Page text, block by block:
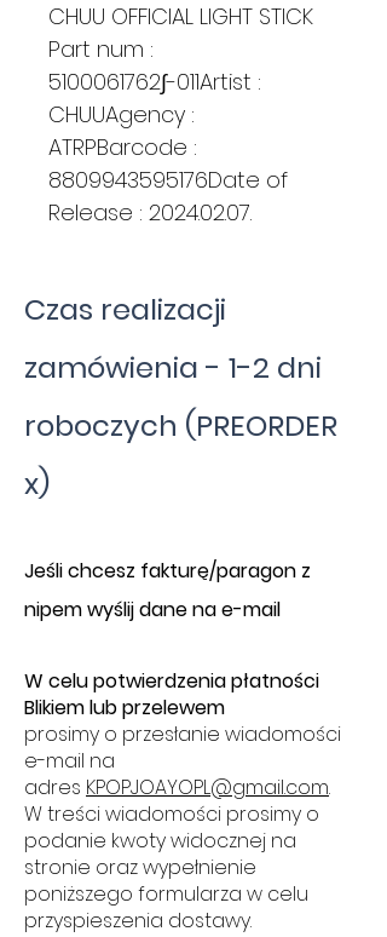
CHUU OFFICIAL LIGHT STICK
Part num :
5100061762∫-011Artist :
CHUUAgency :
ATRPBarcode :
8809943595176Date of
Release : 2024.02.07.
Czas realizacji
zamówienia - 1-2 dni
roboczych (PREORDER
x)
​Jeśli chcesz fakturę/paragon z
nipem wyślij dane na e-mail
W celu potwierdzenia płatności
Blikiem lub przelewem
prosimy o przesłanie wiadomości
e-mail na
adres KPOPJOAYOPL@gmail.com.
W treści wiadomości prosimy o
podanie kwoty widocznej na
stronie oraz wypełnienie
poniższego formularza w celu
przyspieszenia dostawy.